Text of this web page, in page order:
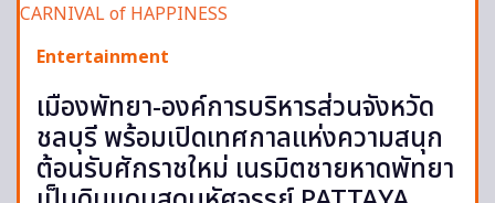
Entertainment
เมืองพัทยา-องค์การบริหารส่วนจังหวัด
ชลบุรี พร้อมเปิดเทศกาลแห่งความสนุก
ต้อนรับศักราชใหม่ เนรมิตชายหาดพัทยา